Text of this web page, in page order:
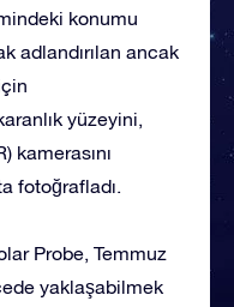
konumu
adlandırılan ancak
yüzeyini,
kamerasını
fotoğrafladı.
Probe, Temmuz
yaklaşabilmek